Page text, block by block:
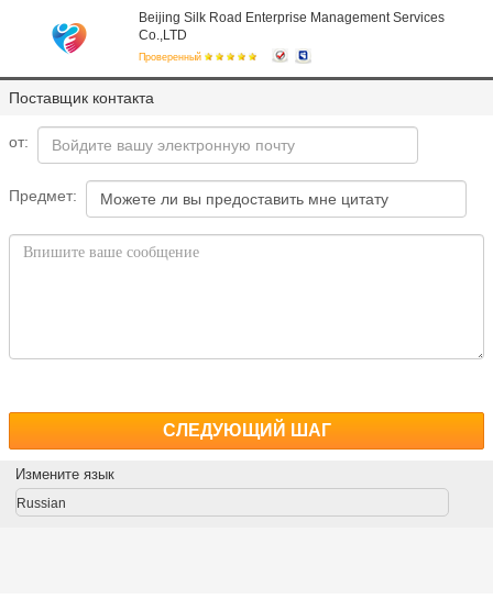
Beijing Silk Road Enterprise Management Services
Co.,LTD
Проверенный
Поставщик контакта
от:
Предмет:
СЛЕДУЮЩИЙ ШАГ
Измените язык
Russian